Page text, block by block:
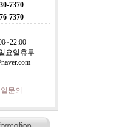
7370
7370
요일휴무
문의